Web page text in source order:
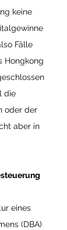
keine
Fälle
Hongkong
die
oder der
aber in
eines
(DBA)